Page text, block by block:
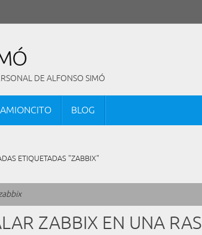
DE ALFONSO SIMÓ
BLOG
ETIQUETADAS "ZABBIX"
ZABBIX EN UNA